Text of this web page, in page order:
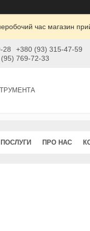
неробочий час магазин
28
+380 (93) 315-47-59
769-72-33
ПРО НАС